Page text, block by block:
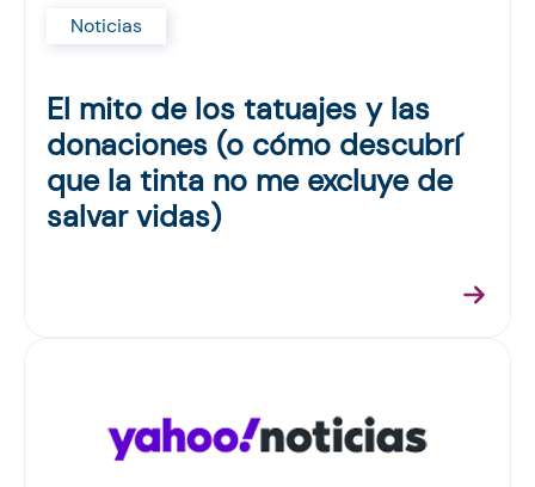
Noticias
El mito de los tatuajes y las
donaciones (o cómo descubrí
que la tinta no me excluye de
salvar vidas)